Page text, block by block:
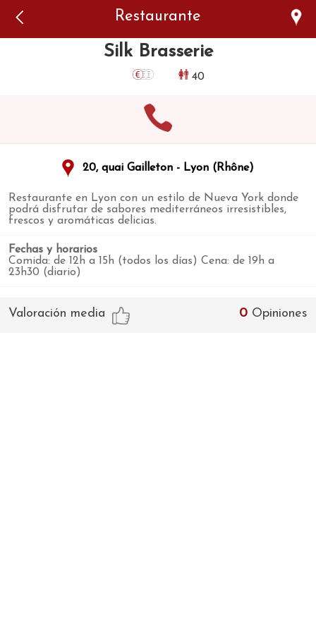
Restaurante
Silk Brasserie
40
20, quai Gailleton - Lyon (Rhône)
Restaurante en Lyon con un estilo de Nueva York donde
podrá disfrutar de sabores mediterráneos irresistibles,
frescos y aromáticas delicias.
Fechas y horarios
Comida: de 12h a 15h (todos los días) Cena: de 19h a
23h30 (diario)
0 Opiniones
Valoración media
authorized to show the cookie declaration for domain group
ID 546ddaab-b478-4440-aa8a-3b0205284212. Please add it to
the domain group in the Cookiebot Manager to authorize